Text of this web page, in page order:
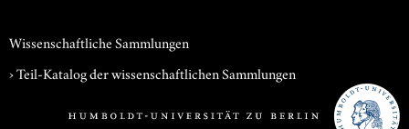
Wissenschaftliche Sammlungen
› Teil-Katalog der wissenschaftlichen Sammlungen